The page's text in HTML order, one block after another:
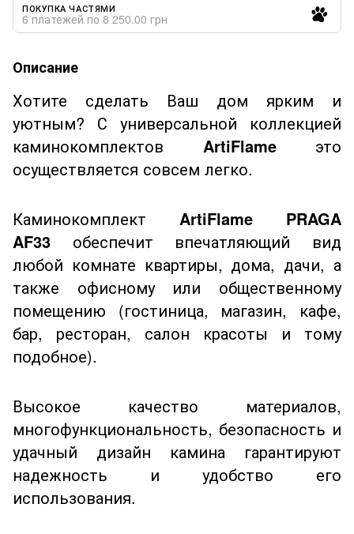
ПОКУПКА ЧАСТЯМИ
6 платежей по 8 250.00 грн
Описание
Хотите сделать Ваш дом ярким и
уютным? С универсальной коллекцией
каминокомплектов ArtiFlameэто
осуществляется совсем легко.
Каминокомплект ArtiFlame PRAGA
AF33 обеспечит впечатляющий вид
любой комнате квартиры, дома, дачи, а
также офисному или общественному
помещению (гостиница, магазин, кафе,
бар, ресторан, салон красоты и тому
подобное).
Высокое качество материалов,
многофункциональность, безопасность и
удачный дизайн камина гарантируют
надежность и удобство его
использования.